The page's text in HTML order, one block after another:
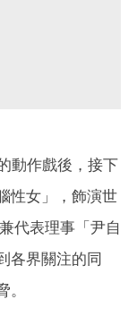
動作戲後，接下
性女」，飾演世
代表理事「尹自
各界關注的同